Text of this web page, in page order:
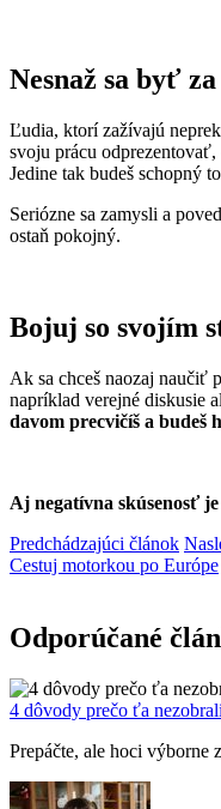
Nesnaž sa byť
Ľudia, ktorí zažívajú
svoju prácu
Jedine tak budeš schopný
Seriózne sa zamysli a
ostaň pokojný.
Bojuj so svojím
Ak sa chceš naozaj naučiť
napríklad verejné diskusie
davom precvičíš a budeš
Aj negatívna skúsenosť
Predchádzajúci článok
Cestuj motorkou po Európe
Odporúčané
4 dôvody prečo ťa
Prepáčte, ale hoci výborne